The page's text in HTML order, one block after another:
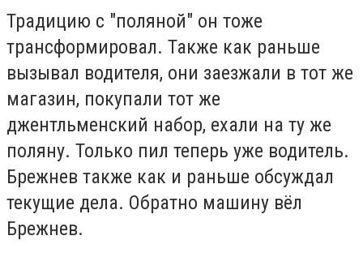
Традицию с "поляной" он тоже
трансформировал. Также как раньше
вызывал водителя, они заезжали в тот же
магазин, покупали тот же
джентльменский набор, ехали на ту же
поляну. Только пил теперь уже водитель.
Брежнев также как и раньше обсуждал
текущие дела. Обратно машину вёл
Брежнев.